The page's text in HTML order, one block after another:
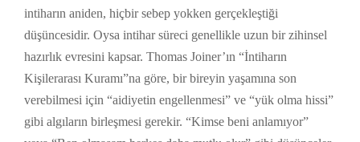
intiharın aniden, hiçbir sebep yokken gerçekleştiği
düşüncesidir. Oysa intihar süreci genellikle uzun bir zihinsel
hazırlık evresini kapsar. Thomas Joiner’ın “İntiharın
Kişilerarası Kuramı”na göre, bir bireyin yaşamına son
verebilmesi için “aidiyetin engellenmesi” ve “yük olma hissi”
gibi algıların birleşmesi gerekir. “Kimse beni anlamıyor”